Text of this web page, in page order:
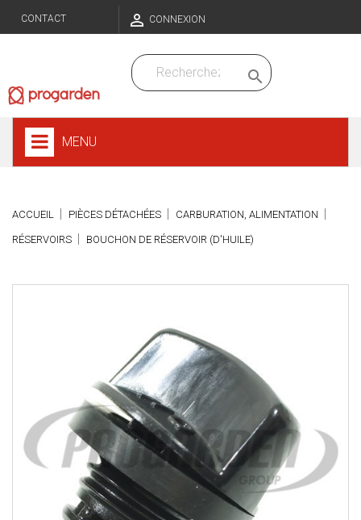
CONTACT  CONNEXION

MENU
ACCUEIL PIÈCES DÉTACHÉES CARBURATION, ALIMENTATION
RÉSERVOIRS BOUCHON DE RÉSERVOIR (D'HUILE)